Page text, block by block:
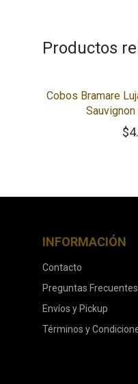
Productos
Cobos Bramare
$
INFORMACIÓN
Contacto
Preguntas Frecuentes
Envíos y Pickup
Términos y